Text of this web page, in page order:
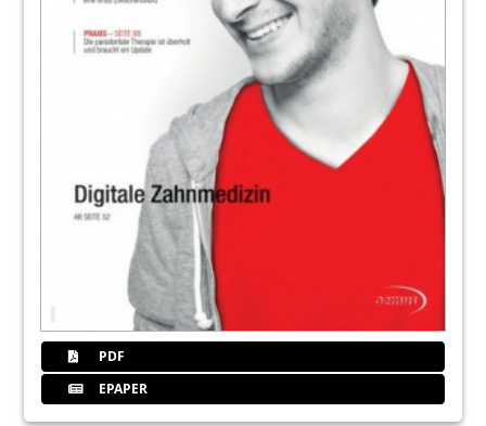
2th Annual Meeting of ISMI
Inserenten
Redaktion
„Deutschlands schönste Zahnarztpraxis“
wieder gesucht
PDF
EPAPER